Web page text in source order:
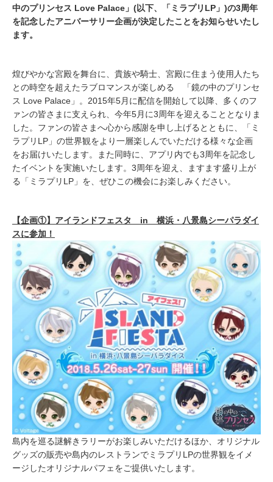
中のプリンセス Love Palace」(以下、「ミラプリLP」)の3周年
を記念したアニバーサリー企画が決定したことをお知らせいたし
ます。
煌びやかな宮殿を舞台に、貴族や騎士、宮殿に住まう使用人たち
との時空を超えたラブロマンスが楽しめる 「鏡の中のプリンセ
ス Love Palace」。2015年5月に配信を開始して以降、多くのフ
ァンの皆さまに支えられ、今年5月に3周年を迎えることとなりま
した。ファンの皆さまへ心から感謝を申し上げるとともに、「ミ
ラプリLP」の世界観をより一層楽しんでいただける様々な企画
をお届けいたします。また同時に、アプリ内でも3周年を記念し
たイベントを実施いたします。3周年を迎え、ますます盛り上が
る「ミラプリLP」を、ぜひこの機会にお楽しみください。
【企画①】アイランドフェスタ in 横浜・八景島シーパラダイ
スに参加！
島内を巡る謎解きラリーがお楽しみいただけるほか、オリジナル
グッズの販売や島内のレストランでミラプリLPの世界観をイメ
ージしたオリジナルパフェをご提供いたします。